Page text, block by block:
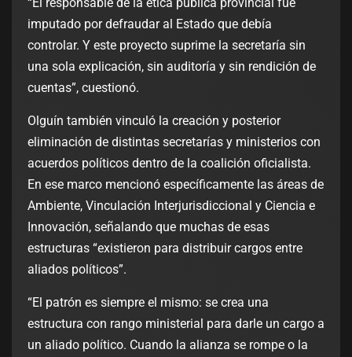
imputado por defraudar al Estado que debía
controlar. Y este proyecto suprime la secretaría sin
una sola explicación, sin auditoría y sin rendición de
cuentas”, cuestionó.
Olguín también vinculó la creación y posterior
eliminación de distintas secretarías y ministerios con
acuerdos políticos dentro de la coalición oficialista.
En ese marco mencionó específicamente las áreas de
Ambiente, Vinculación Interjurisdiccional y Ciencia e
Innovación, señalando que muchas de esas
estructuras “existieron para distribuir cargos entre
aliados políticos”.
“El patrón es siempre el mismo: se crea una
estructura con rango ministerial para darle un cargo a
un aliado político. Cuando la alianza se rompe o la